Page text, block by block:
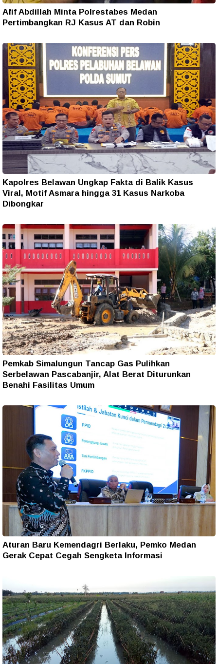
Afif Abdillah Minta Polrestabes Medan
Pertimbangkan RJ Kasus AT dan Robin
Kapolres Belawan Ungkap Fakta di Balik Kasus
Viral, Motif Asmara hingga 31 Kasus Narkoba
Dibongkar
Pemkab Simalungun Tancap Gas Pulihkan
Serbelawan Pascabanjir, Alat Berat Diturunkan
Benahi Fasilitas Umum
Aturan Baru Kemendagri Berlaku, Pemko Medan
Gerak Cepat Cegah Sengketa Informasi